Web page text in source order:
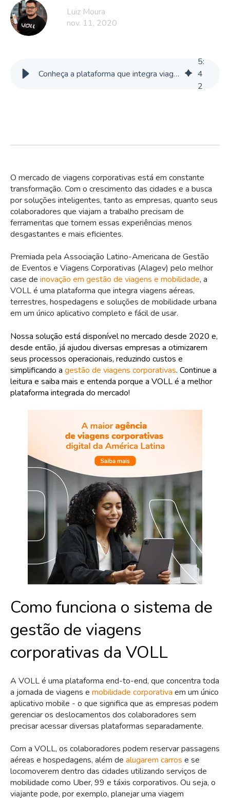
Luiz Moura
nov. 11, 2020
Conheça a plataforma que integra viagens corporativas e mobilidade urbana
5:
4
2
O mercado de viagens corporativas está em constante
transformação. Com o crescimento das cidades e a busca
por soluções inteligentes, tanto as empresas, quanto seus
colaboradores que viajam a trabalho precisam de
ferramentas que tornem essas experiências menos
desgastantes e mais eficientes.
Premiada pela Associação Latino-Americana de Gestão
de Eventos e Viagens Corporativas (Alagev) pelo melhor
case de inovação em gestão de viagens e mobilidade, a
VOLL é uma plataforma que integra viagens aéreas,
terrestres, hospedagens e soluções de mobilidade urbana
em um único aplicativo completo e fácil de usar.
Nossa solução está disponível no mercado desde 2020 e,
desde então, já ajudou diversas empresas a otimizarem
seus processos operacionais, reduzindo custos e
simplificando a gestão de viagens corporativas. Continue a
leitura e saiba mais e entenda porque a VOLL é a melhor
plataforma integrada do mercado!
Como funciona o sistema de
gestão de viagens
corporativas da VOLL
A VOLL é uma plataforma end-to-end, que concentra toda
a jornada de viagens e mobilidade corporativa em um único
aplicativo mobile - o que significa que as empresas podem
gerenciar os deslocamentos dos colaboradores sem
precisar acessar diversas plataformas separadamente.
Com a VOLL, os colaboradores podem reservar passagens
aéreas e hospedagens, além de alugarem carros e se
locomoverem dentro das cidades utilizando serviços de
mobilidade como Uber, 99 e táxis corporativos. Ou seja, o
viajante pode, por exemplo, planejar uma viagem